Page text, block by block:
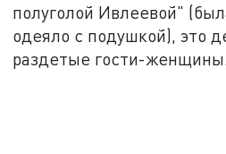
полуголой Ивлеевой"
одеяло с подушкой), это
раздетые гости-женщины.